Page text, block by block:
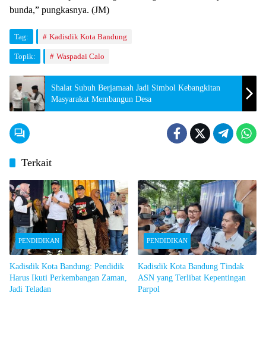
bunda,” pungkasnya. (JM)
Tag: Kadisdik Kota Bandung
Topik: Waspadai Calo
Shalat Subuh Berjamaah Jadi Simbol Kebangkitan
Masyarakat Membangun Desa
Terkait
PENDIDIKAN
Kadisdik Kota Bandung: Pendidik
Harus Ikuti Perkembangan Zaman,
Jadi Teladan
PENDIDIKAN
Kadisdik Kota Bandung Tindak
ASN yang Terlibat Kepentingan
Parpol